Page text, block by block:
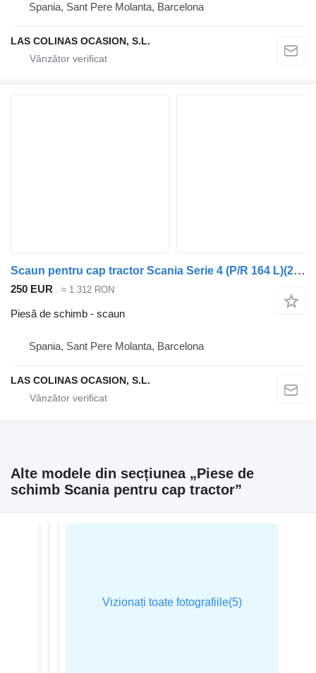
Spania, Sant Pere Molanta, Barcelona
LAS COLINAS OCASION, S.L.
Scaun pentru cap tractor Scania Serie 4 (P/R 164 L)(2001->)
250 EUR ≈ 1.312 RON
Piesă de schimb - scaun
Spania, Sant Pere Molanta, Barcelona
LAS COLINAS OCASION, S.L.
Alte modele din secțiunea „Piese de
schimb Scania pentru cap tractor”